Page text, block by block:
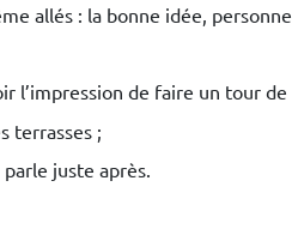
allés : la bonne idée, personne
l’impression de faire un tour de
terrasses ;
juste après.